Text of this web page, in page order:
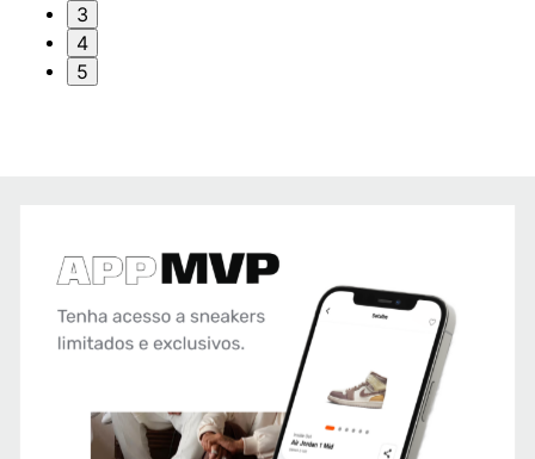
3
4
5